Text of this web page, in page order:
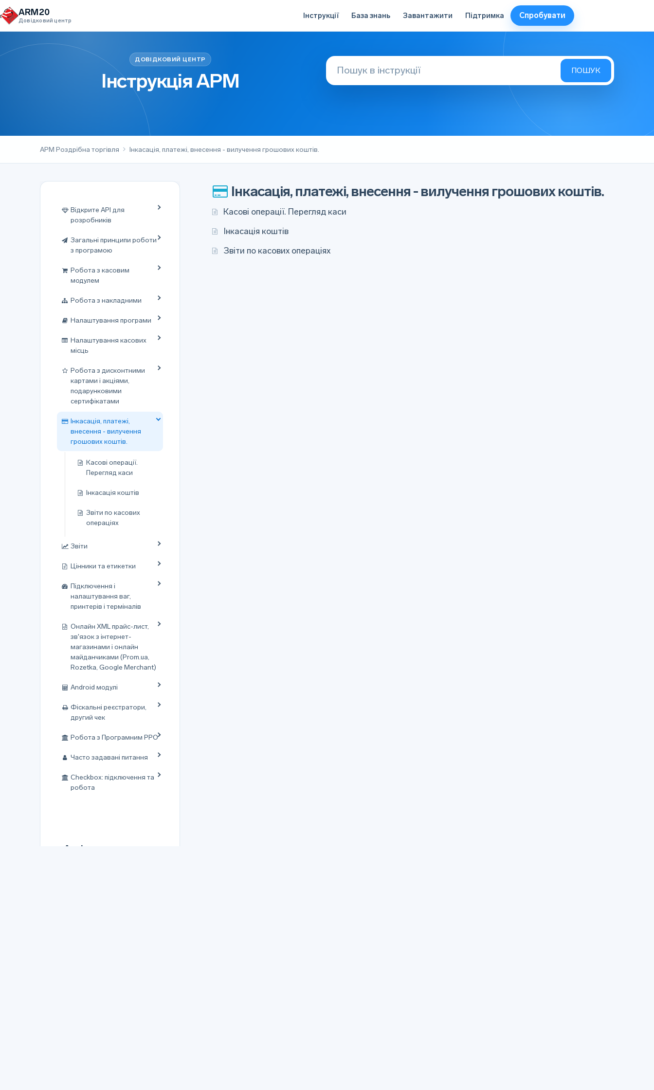
Перейти до вмісту
ARM20
Довідковий центр
Інструкції База знань Завантажити Підтримка Спробувати
Інструкція АРМ
АРМ Роздрібна торгівля Інкасація, платежі, внесення - вилучення грошових коштів.
Відкрите API для
розробників
Загальні принципи роботи
з програмою
Робота з касовим
модулем
Робота з накладними
Налаштування програми
Налаштування касових
місць
Робота з дисконтними
картами і акціями,
подарунковими
сертифікатами
Інкасація, платежі,
внесення - вилучення
грошових коштів.
Касові операції.
Перегляд каси
Інкасація коштів
Звіти по касових
операціях
Звіти
Цінники та етикетки
Підключення і
налаштування ваг,
принтерів і терміналів
Онлайн XML прайс-лист,
зв'язок з інтернет-
магазинами і онлайн
майданчиками (Prom.ua,
Rozetka, Google Merchant)
Android модулі
Фіскальні реєстратори,
другий чек
Робота з Програмним РРО
Часто задавані питання
Checkbox: підключення та
робота
Архіви
Інкасація, платежі, внесення - вилучення грошових коштів.
Касові операції. Перегляд каси
Інкасація коштів
Звіти по касових операціях